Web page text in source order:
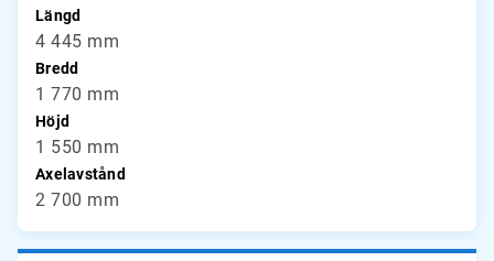
Längd
4 445 mm
Bredd
1 770 mm
Höjd
1 550 mm
Axelavstånd
2 700 mm